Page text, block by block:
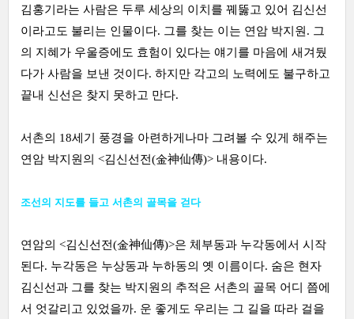
김홍기라는 사람은 두루 세상의 이치를 꿰뚫고 있어 김신선
이라고도 불리는 인물이다. 그를 찾는 이는 연암 박지원. 그
의 지혜가 우울증에도 효험이 있다는 얘기를 마음에 새겨뒀
다가 사람을 보낸 것이다. 하지만 각고의 노력에도 불구하고
끝내 신선은 찾지 못하고 만다.
서촌의 18세기 풍경을 아련하게나마 그려볼 수 있게 해주는
연암 박지원의 <김신선전(金神仙傳)> 내용이다.
조선의 지도를 들고 서촌의 골목을 걷다
연암의 <김신선전(金神仙傳)>은 체부동과 누각동에서 시작
된다. 누각동은 누상동과 누하동의 옛 이름이다. 숨은 현자
김신선과 그를 찾는 박지원의 추적은 서촌의 골목 어디 쯤에
서 엇갈리고 있었을까. 운 좋게도 우리는 그 길을 따라 걸을